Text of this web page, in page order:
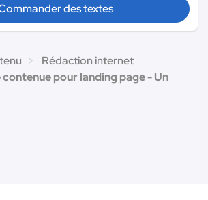
des textes
Rédaction internet
pour landing page - Un